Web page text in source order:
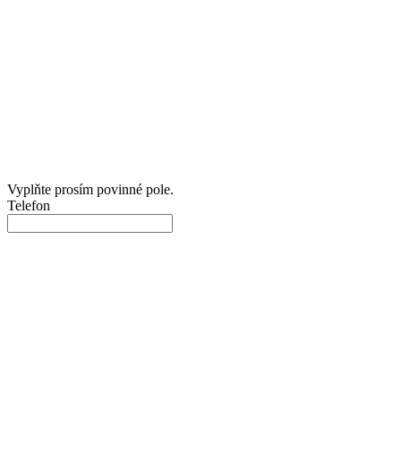
Vyplňte prosím povinné pole.
Telefon